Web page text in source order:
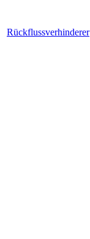
Rückflussverhinderer